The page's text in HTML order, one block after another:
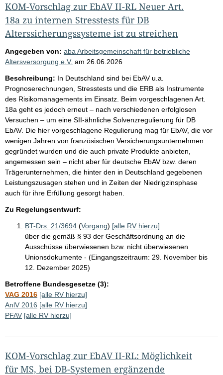
KOM-Vorschlag zur EbAV II-RL Neuer Art.
18a zu internen Stresstests für DB
Alterssicherungssysteme ist zu streichen
Angegeben von: aba Arbeitsgemeinschaft für betriebliche
Altersversorgung e.V. am 26.06.2026
Beschreibung: In Deutschland sind bei EbAV u.a.
Prognoserechnungen, Stresstests und die ERB als Instrumente
des Risikomanagements im Einsatz. Beim vorgeschlagenen Art.
18a geht es jedoch erneut – nach verschiedenen erfolglosen
Versuchen – um eine SII-ähnliche Solvenzregulierung für DB
EbAV. Die hier vorgeschlagene Regulierung mag für EbAV, die vor
wenigen Jahren von französischen Versicherungsunternehmen
gegründet wurden und die auch private Produkte anbieten,
angemessen sein – nicht aber für deutsche EbAV bzw. deren
Trägerunternehmen, die hinter den in Deutschland gegebenen
Leistungszusagen stehen und in Zeiten der Niedrigzinsphase
auch für ihre Erfüllung gesorgt haben.
Zu Regelungsentwurf:
BT-Drs. 21/3694 (Vorgang) [alle RV hierzu]
über die gemäß § 93 der Geschäftsordnung an die
Ausschüsse überwiesenen bzw. nicht überwiesenen
Unionsdokumente - (Eingangszeitraum: 29. November bis
12. Dezember 2025)
Betroffene Bundesgesetze (3):
VAG 2016 [alle RV hierzu]
AnlV 2016 [alle RV hierzu]
PFAV [alle RV hierzu]
KOM-Vorschlag zur EbAV II-RL: Möglichkeit
für MS, bei DB-Systemen ergänzende